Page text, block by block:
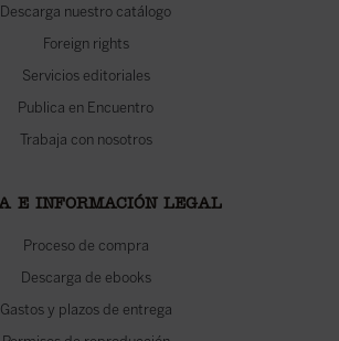
Descarga nuestro catálogo
Foreign rights
Servicios editoriales
Publica en Encuentro
Trabaja con nosotros
E INFORMACIÓN LEGAL
Proceso de compra
Descarga de ebooks
Gastos y plazos de entrega